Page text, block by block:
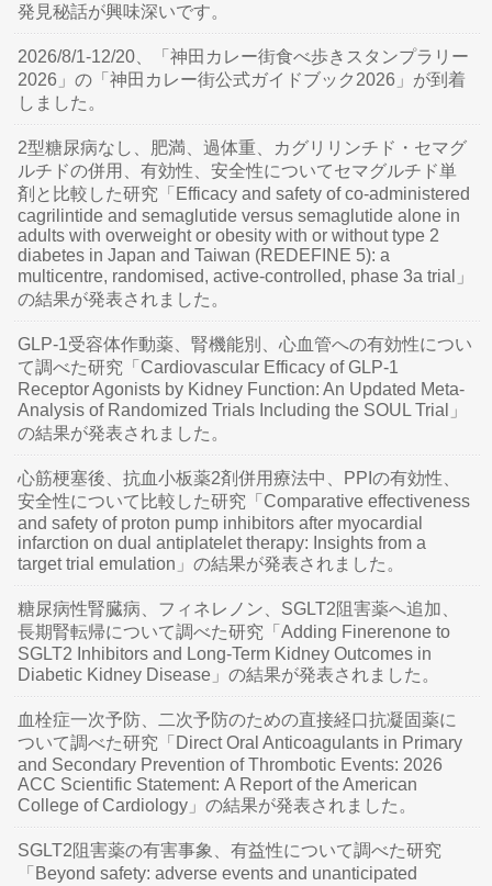
発見秘話が興味深いです。
2026/8/1-12/20、「神田カレー街食べ歩きスタンプラリー
2026」の「神田カレー街公式ガイドブック2026」が到着
しました。
2型糖尿病なし、肥満、過体重、カグリリンチド・セマグ
ルチドの併用、有効性、安全性についてセマグルチド単
剤と比較した研究「Efficacy and safety of co-administered
cagrilintide and semaglutide versus semaglutide alone in
adults with overweight or obesity with or without type 2
diabetes in Japan and Taiwan (REDEFINE 5): a
multicentre, randomised, active-controlled, phase 3a trial」
の結果が発表されました。
GLP-1受容体作動薬、腎機能別、心血管への有効性につい
て調べた研究「Cardiovascular Efficacy of GLP-1
Receptor Agonists by Kidney Function: An Updated Meta-
Analysis of Randomized Trials Including the SOUL Trial」
の結果が発表されました。
心筋梗塞後、抗血小板薬2剤併用療法中、PPIの有効性、
安全性について比較した研究「Comparative effectiveness
and safety of proton pump inhibitors after myocardial
infarction on dual antiplatelet therapy: Insights from a
target trial emulation」の結果が発表されました。
糖尿病性腎臓病、フィネレノン、SGLT2阻害薬へ追加、
長期腎転帰について調べた研究「Adding Finerenone to
SGLT2 Inhibitors and Long-Term Kidney Outcomes in
Diabetic Kidney Disease」の結果が発表されました。
血栓症一次予防、二次予防のための直接経口抗凝固薬に
ついて調べた研究「Direct Oral Anticoagulants in Primary
and Secondary Prevention of Thrombotic Events: 2026
ACC Scientific Statement: A Report of the American
College of Cardiology」の結果が発表されました。
SGLT2阻害薬の有害事象、有益性について調べた研究
「Beyond safety: adverse events and unanticipated